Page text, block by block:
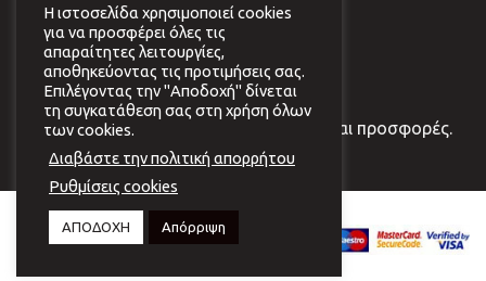
ΣΠΙΤΙ & ΓΡΑΦΕΙΟ
NEWSLETTER
Εγγραφείτε στο newsletter μας για νέα και προσφορές.
Copyright 2026 © Virginia
Website developmentby
Η ιστοσελίδα χρησιμοποιεί cookies
για να προσφέρει όλες τις
απαραίτητες λειτουργίες,
αποθηκεύοντας τις προτιμήσεις σας.
Επιλέγοντας την "Αποδοχή" δίνεται
τη συγκατάθεση σας στη χρήση όλων
των cookies.
Διαβάστε την πολιτική απορρήτου
Ρυθμίσεις cookies
ΑΠΟΔΟΧΗ Απόρριψη